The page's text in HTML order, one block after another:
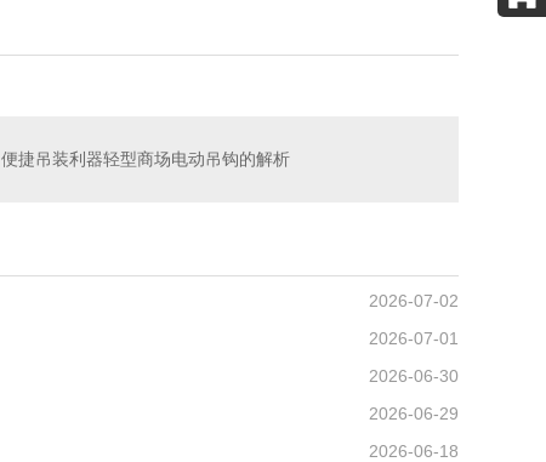
便捷吊装利器轻型商场电动吊钩的解析
2026-07-02
2026-07-01
2026-06-30
2026-06-29
2026-06-18